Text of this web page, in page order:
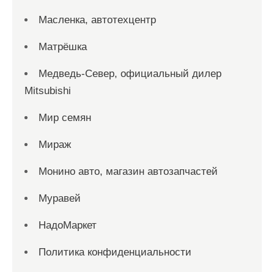
Масленка, автотехцентр
Матрёшка
Медведь-Север, официальный дилер
Mitsubishi
Мир семян
Мираж
Монино авто, магазин автозапчастей
Муравей
НадоМаркет
Политика конфиденциальности